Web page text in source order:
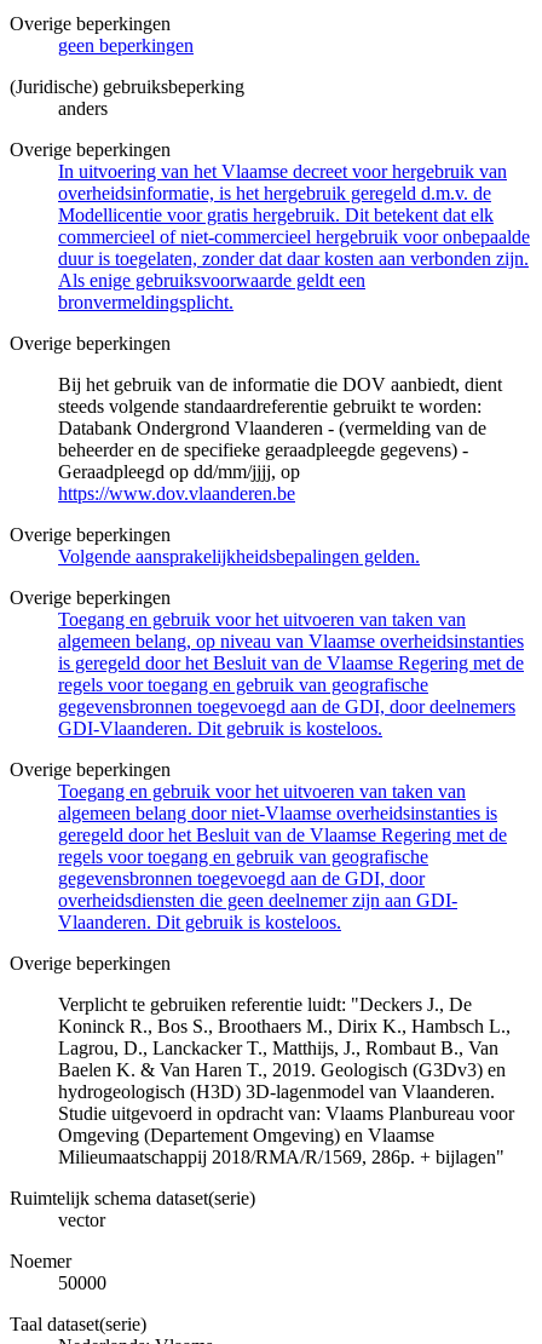
Overige beperkingen
geen beperkingen
(Juridische) gebruiksbeperking
anders
Overige beperkingen
In uitvoering van het Vlaamse decreet voor hergebruik van
overheidsinformatie, is het hergebruik geregeld d.m.v. de
Modellicentie voor gratis hergebruik. Dit betekent dat elk
commercieel of niet-commercieel hergebruik voor onbepaalde
duur is toegelaten, zonder dat daar kosten aan verbonden zijn.
Als enige gebruiksvoorwaarde geldt een
bronvermeldingsplicht.
Overige beperkingen
Bij het gebruik van de informatie die DOV aanbiedt, dient
steeds volgende standaardreferentie gebruikt te worden:
Databank Ondergrond Vlaanderen - (vermelding van de
beheerder en de specifieke geraadpleegde gegevens) -
Geraadpleegd op dd/mm/jjjj, op
https://www.dov.vlaanderen.be
Overige beperkingen
Volgende aansprakelijkheidsbepalingen gelden.
Overige beperkingen
Toegang en gebruik voor het uitvoeren van taken van
algemeen belang, op niveau van Vlaamse overheidsinstanties
is geregeld door het Besluit van de Vlaamse Regering met de
regels voor toegang en gebruik van geografische
gegevensbronnen toegevoegd aan de GDI, door deelnemers
GDI-Vlaanderen. Dit gebruik is kosteloos.
Overige beperkingen
Toegang en gebruik voor het uitvoeren van taken van
algemeen belang door niet-Vlaamse overheidsinstanties is
geregeld door het Besluit van de Vlaamse Regering met de
regels voor toegang en gebruik van geografische
gegevensbronnen toegevoegd aan de GDI, door
overheidsdiensten die geen deelnemer zijn aan GDI-
Vlaanderen. Dit gebruik is kosteloos.
Overige beperkingen
Verplicht te gebruiken referentie luidt: "Deckers J., De
Koninck R., Bos S., Broothaers M., Dirix K., Hambsch L.,
Lagrou, D., Lanckacker T., Matthijs, J., Rombaut B., Van
Baelen K. & Van Haren T., 2019. Geologisch (G3Dv3) en
hydrogeologisch (H3D) 3D-lagenmodel van Vlaanderen.
Studie uitgevoerd in opdracht van: Vlaams Planbureau voor
Omgeving (Departement Omgeving) en Vlaamse
Milieumaatschappij 2018/RMA/R/1569, 286p. + bijlagen"
Ruimtelijk schema dataset(serie)
vector
Noemer
50000
Taal dataset(serie)